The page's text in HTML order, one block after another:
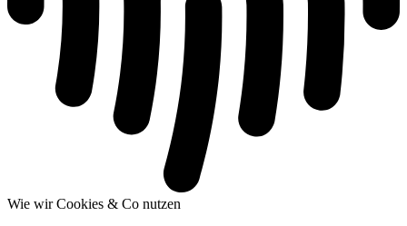
Wie wir Cookies & Co nutzen